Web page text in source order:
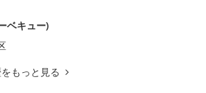
ベキュー)
もっと見る